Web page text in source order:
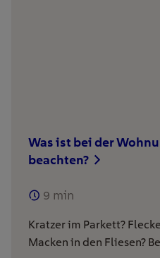
Was ist bei der
beachten?
9 min
Kratzer im Parkett?
Macken in den Fliesen?